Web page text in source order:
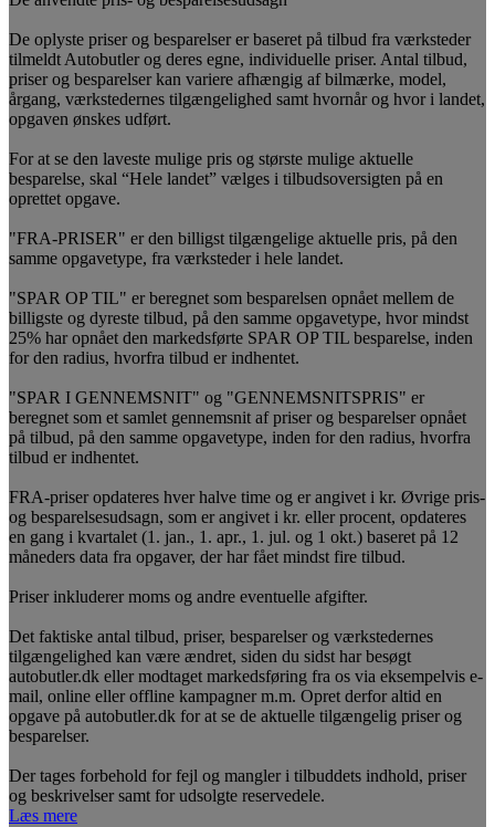
De oplyste priser og besparelser er baseret på tilbud fra værksteder
tilmeldt Autobutler og deres egne, individuelle priser. Antal tilbud,
priser og besparelser kan variere afhængig af bilmærke, model,
årgang, værkstedernes tilgængelighed samt hvornår og hvor i landet,
opgaven ønskes udført.
For at se den laveste mulige pris og største mulige aktuelle
besparelse, skal “Hele landet” vælges i tilbudsoversigten på en
oprettet opgave.
"FRA-PRISER" er den billigst tilgængelige aktuelle pris, på den
samme opgavetype, fra værksteder i hele landet.
"SPAR OP TIL" er beregnet som besparelsen opnået mellem de
billigste og dyreste tilbud, på den samme opgavetype, hvor mindst
25% har opnået den markedsførte SPAR OP TIL besparelse, inden
for den radius, hvorfra tilbud er indhentet.
"SPAR I GENNEMSNIT" og "GENNEMSNITSPRIS" er
beregnet som et samlet gennemsnit af priser og besparelser opnået
på tilbud, på den samme opgavetype, inden for den radius, hvorfra
tilbud er indhentet.
FRA-priser opdateres hver halve time og er angivet i kr. Øvrige pris-
og besparelsesudsagn, som er angivet i kr. eller procent, opdateres
en gang i kvartalet (1. jan., 1. apr., 1. jul. og 1 okt.) baseret på 12
måneders data fra opgaver, der har fået mindst fire tilbud.
Priser inkluderer moms og andre eventuelle afgifter.
Det faktiske antal tilbud, priser, besparelser og værkstedernes
tilgængelighed kan være ændret, siden du sidst har besøgt
autobutler.dk eller modtaget markedsføring fra os via eksempelvis e-
mail, online eller offline kampagner m.m. Opret derfor altid en
opgave på autobutler.dk for at se de aktuelle tilgængelig priser og
besparelser.
Der tages forbehold for fejl og mangler i tilbuddets indhold, priser
og beskrivelser samt for udsolgte reservedele.
Læs mere